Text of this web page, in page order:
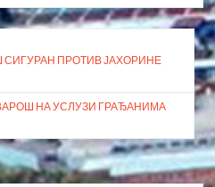
СИГУРАН ПРОТИВ ЈАХОРИНЕ
НА УСЛУЗИ ГРАЂАНИМА